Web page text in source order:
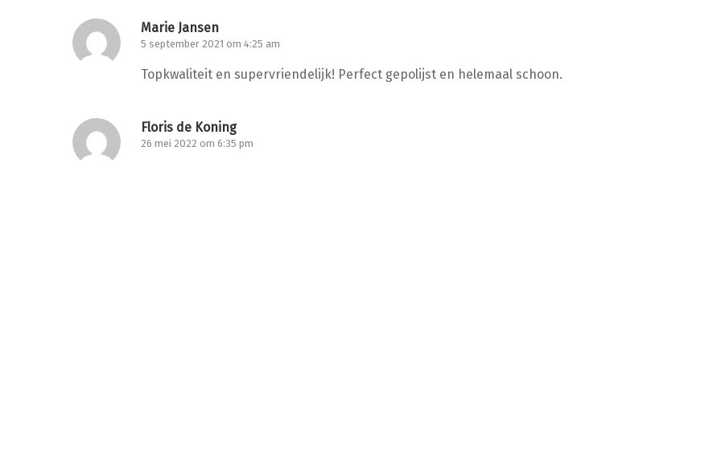
Marie Jansen
5 september 2021 om 4:25 am
Topkwaliteit en supervriendelijk! Perfect gepolijst en helemaal schoon.
Floris de Koning
26 mei 2022 om 6:35 pm